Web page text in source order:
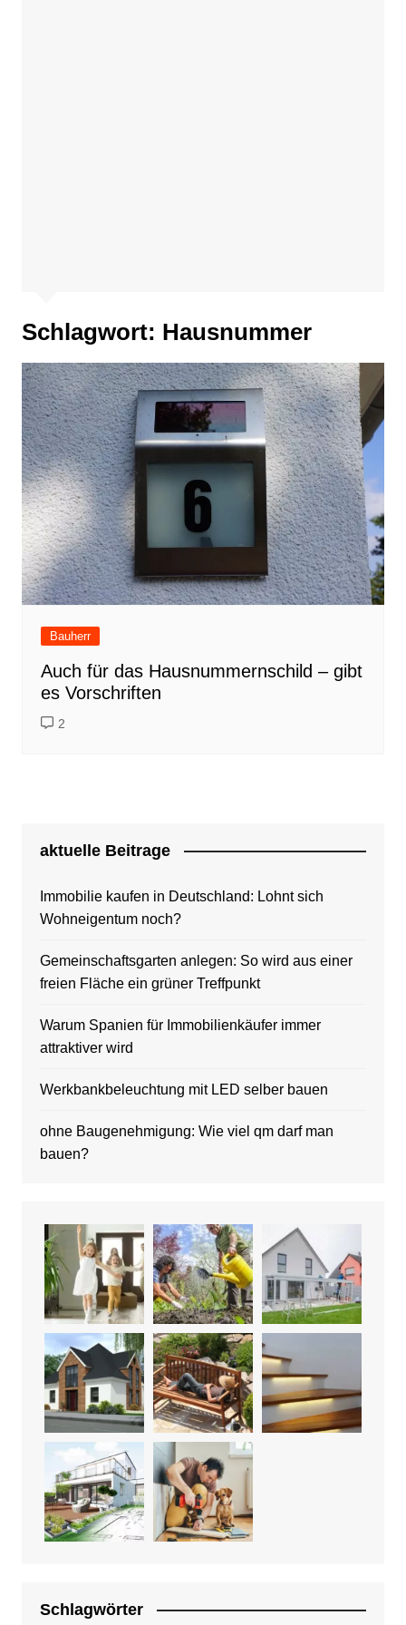
Schlagwort: Hausnummer
Bauherr
Auch für das Hausnummernschild – gibt
es Vorschriften
2
aktuelle Beitrage
Immobilie kaufen in Deutschland: Lohnt sich
Wohneigentum noch?
Gemeinschaftsgarten anlegen: So wird aus einer
freien Fläche ein grüner Treffpunkt
Warum Spanien für Immobilienkäufer immer
attraktiver wird
Werkbankbeleuchtung mit LED selber bauen
ohne Baugenehmigung: Wie viel qm darf man
bauen?
Schlagwörter